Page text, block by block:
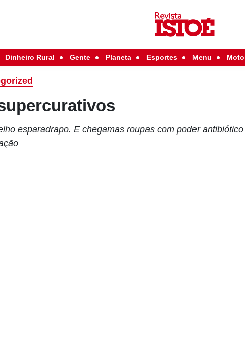
Dinheiro Rural Gente Planeta Esportes Menu
esparadrapo. E chegamas roupas com poder